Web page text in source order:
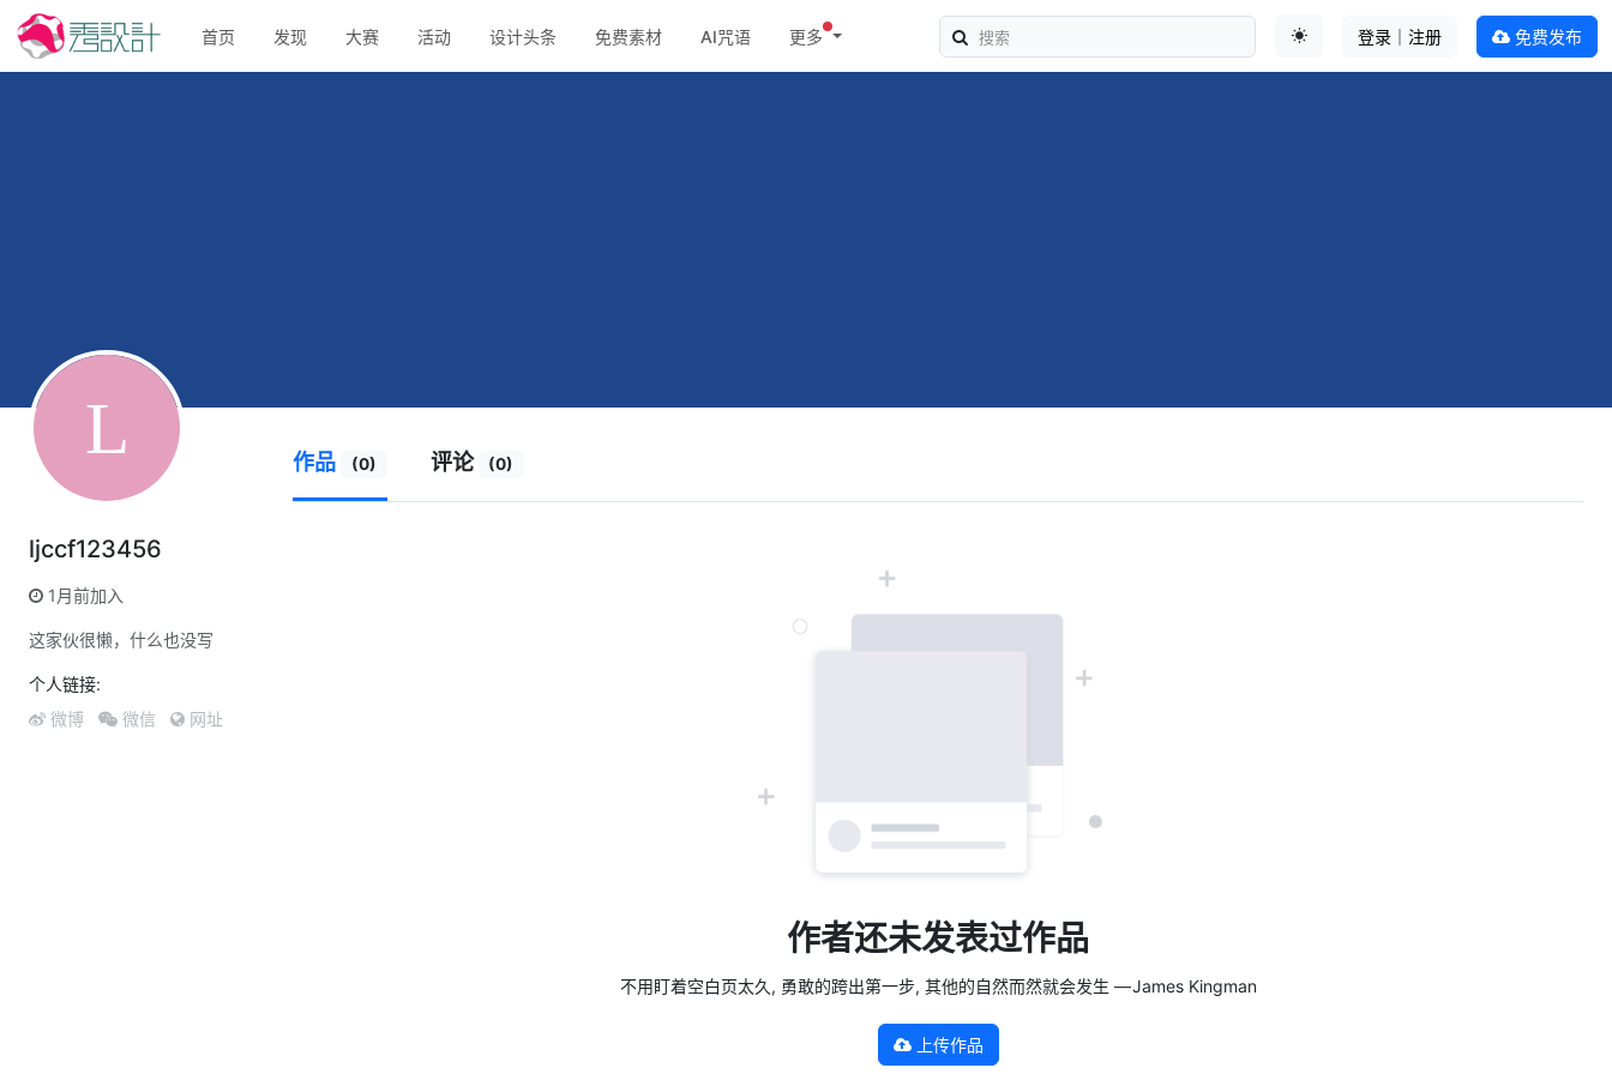
首页 发现 大赛 活动 设计头条 免费素材 AI咒语
更多
登录｜注册 免费发布
ljccf123456
1月前加入
这家伙很懒，什么也没写
个人链接:
微博 微信 网址
作品 (0) 评论 (0)
作者还未发表过作品
不用盯着空白页太久, 勇敢的跨出第一步, 其他的自然而然就会发生 — James Kingman
上传作品